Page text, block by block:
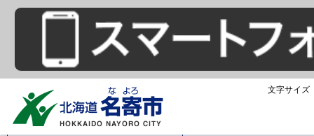
文字サイズ